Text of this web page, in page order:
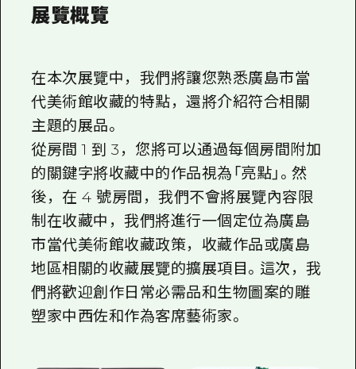
展覽概覽
在本次展覽中，我們將讓您熟悉廣島市當
代美術館收藏的特點，還將介紹符合相關
主題的展品。
從房間 1 到 3，您將可以通過每個房間附加
的關鍵字將收藏中的作品視為「亮點」。然
後，在 4 號房間，我們不會將展覽內容限
制在收藏中，我們將進行一個定位為廣島
市當代美術館收藏政策，收藏作品或廣島
地區相關的收藏展覽的擴展項目。這次，我
們將歡迎創作日常必需品和生物圖案的雕
塑家中西佐和作為客席藝術家。